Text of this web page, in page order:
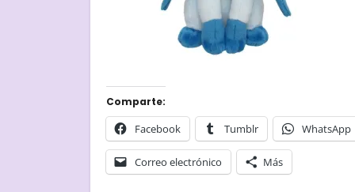
Comparte:
Facebook Tumblr WhatsApp
Correo electrónico Más